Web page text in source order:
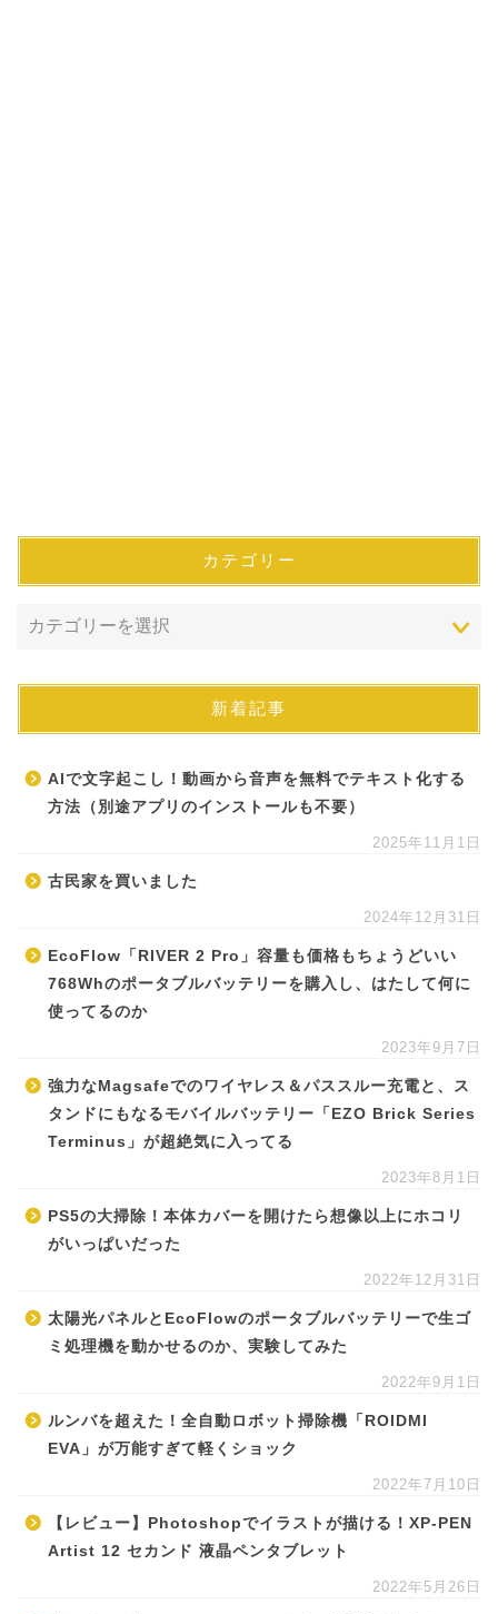
カテゴリー
新着記事
AIで文字起こし！動画から音声を無料でテキスト化する
方法（別途アプリのインストールも不要）
2025年11月1日
古民家を買いました
2024年12月31日
EcoFlow「RIVER 2 Pro」容量も価格もちょうどいい
768Whのポータブルバッテリーを購入し、はたして何に
使ってるのか
2023年9月7日
強力なMagsafeでのワイヤレス＆パススルー充電と、ス
タンドにもなるモバイルバッテリー「EZO Brick Series
Terminus」が超絶気に入ってる
2023年8月1日
PS5の大掃除！本体カバーを開けたら想像以上にホコリ
がいっぱいだった
2022年12月31日
太陽光パネルとEcoFlowのポータブルバッテリーで生ゴ
ミ処理機を動かせるのか、実験してみた
2022年9月1日
ルンバを超えた！全自動ロボット掃除機「ROIDMI
EVA」が万能すぎて軽くショック
2022年7月10日
【レビュー】Photoshopでイラストが描ける！XP-PEN
Artist 12 セカンド 液晶ペンタブレット
2022年5月26日